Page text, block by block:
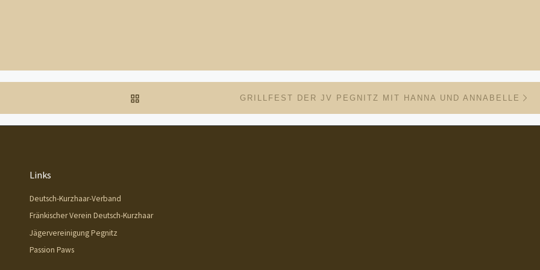
ZURÜCK ZUR BEITRAGSLISTEGRILLFEST DER JV PEGNITZ MIT HANNA UND ANNABELLE
Links
Deutsch-Kurzhaar-Verband
Fränkischer Verein Deutsch-Kurzhaar
Jägervereinigung Pegnitz
Passion Paws